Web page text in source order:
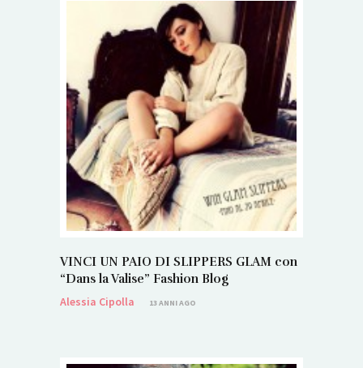
VINCI UN PAIO DI SLIPPERS GLAM con
“Dans la Valise” Fashion Blog
Alessia Cipolla
13 ANNI AGO